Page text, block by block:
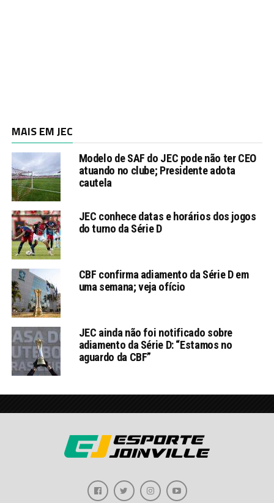
MAIS EM JEC
Modelo de SAF do JEC pode não ter CEO
atuando no clube; Presidente adota
cautela
JEC conhece datas e horários dos jogos
do turno da Série D
CBF confirma adiamento da Série D em
uma semana; veja ofício
JEC ainda não foi notificado sobre
adiamento da Série D: “Estamos no
aguardo da CBF”